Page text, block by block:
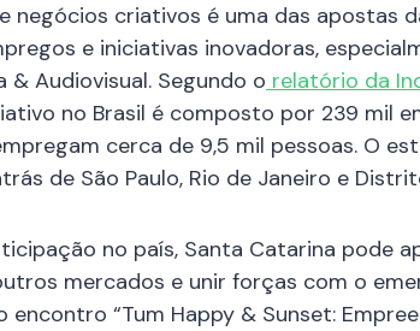
negócios criativos é uma das apostas
e iniciativas inovadoras,
Audiovisual. Segundo o relatório da
no Brasil é composto por 239 mil
cerca de 9,5 mil pessoas. O
de São Paulo, Rio de Janeiro e
no país, Santa Catarina pode
mercados e unir forças com o
encontro “Tum Happy & Sunset: